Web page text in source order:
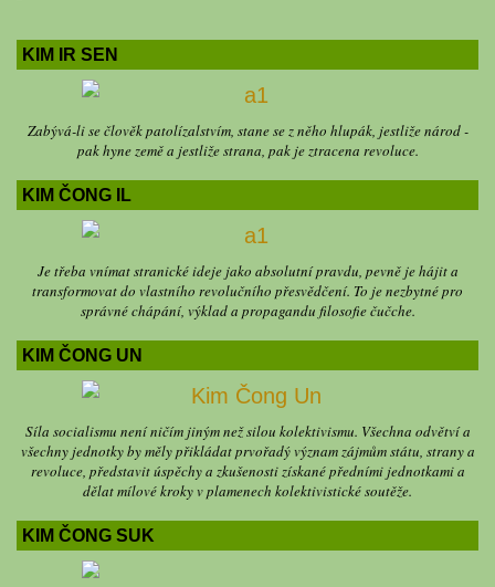
KIM IR SEN
Zabývá-li se člověk patolízalstvím, stane se z něho hlupák, jestliže národ -
pak hyne země a jestliže strana, pak je ztracena revoluce.
KIM ČONG IL
Je třeba vnímat stranické ideje jako absolutní pravdu, pevně je hájit a
transformovat do vlastního revolučního přesvědčení. To je nezbytné pro
správné chápání, výklad a propagandu filosofie čučche.
KIM ČONG UN
Síla socialismu není ničím jiným než silou kolektivismu. Všechna odvětví a
všechny jednotky by měly přikládat prvořadý význam zájmům státu, strany a
revoluce, představit úspěchy a zkušenosti získané předními jednotkami a
dělat mílové kroky v plamenech kolektivistické soutěže.
KIM ČONG SUK